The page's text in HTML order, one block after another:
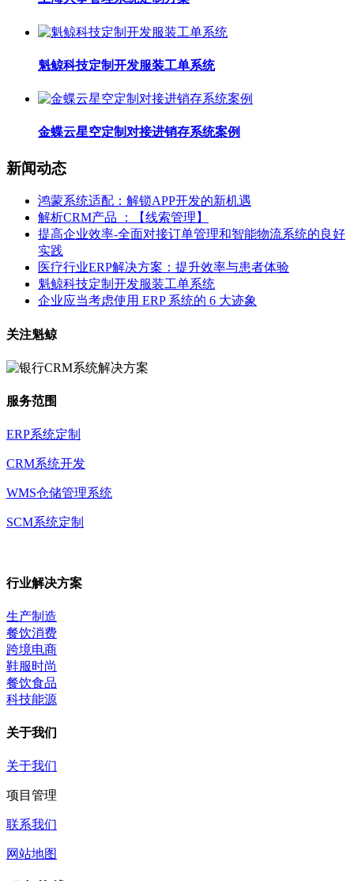
魁鲸科技定制开发服装工单系统
金蝶云星空定制对接进销存系统案例
新闻动态
鸿蒙系统适配：解锁APP开发的新机遇
解析CRM产品 ：【线索管理】
提高企业效率-全面对接订单管理和智能物流系统的良好
实践
医疗行业ERP解决方案：提升效率与患者体验
魁鲸科技定制开发服装工单系统
企业应当考虑使用 ERP 系统的 6 大迹象
关注魁鲸
服务范围
ERP系统定制
CRM系统开发
WMS仓储管理系统
SCM系统定制
行业解决方案
生产制造
餐饮消费
跨境电商
鞋服时尚
餐饮食品
科技能源
关于我们
关于我们
项目管理
联系我们
网站地图